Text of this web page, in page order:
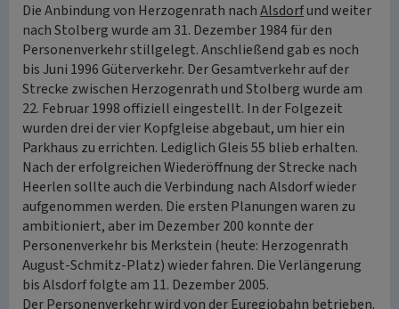
Die Anbindung von Herzogenrath nachAlsdorfund weiter
nach Stolberg wurde am 31. Dezember 1984 für den
Personenverkehr stillgelegt. Anschließend gab es noch
bis Juni 1996 Güterverkehr. Der Gesamtverkehr auf der
Strecke zwischen Herzogenrath und Stolberg wurde am
22. Februar 1998 offiziell eingestellt. In der Folgezeit
wurden drei der vier Kopfgleise abgebaut, um hier ein
Parkhaus zu errichten. Lediglich Gleis 55 blieb erhalten.
Nach der erfolgreichen Wiederöffnung der Strecke nach
Heerlen sollte auch die Verbindung nach Alsdorf wieder
aufgenommen werden. Die ersten Planungen waren zu
ambitioniert, aber im Dezember 200 konnte der
Personenverkehr bis Merkstein (heute: Herzogenrath
August-Schmitz-Platz) wieder fahren. Die Verlängerung
bis Alsdorf folgte am 11. Dezember 2005.
Der Personenverkehr wird von der Euregiobahn betrieben.